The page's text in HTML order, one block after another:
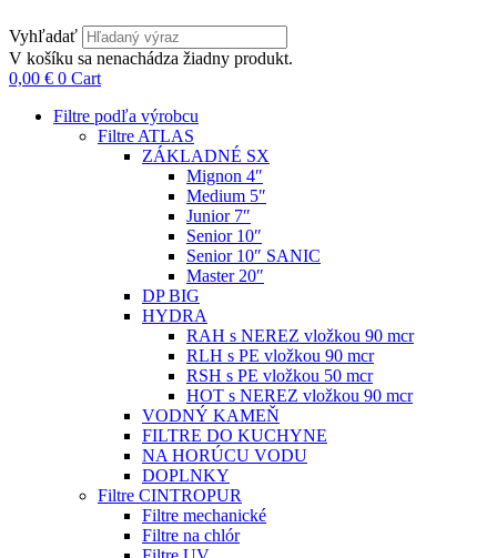
Vyhľadať
V košíku sa nenachádza žiadny produkt.
0,00 € 0 Cart
Filtre podľa výrobcu
Filtre ATLAS
ZÁKLADNÉ SX
Mignon 4″
Medium 5″
Junior 7″
Senior 10″
Senior 10″ SANIC
Master 20″
DP BIG
HYDRA
RAH s NEREZ vložkou 90 mcr
RLH s PE vložkou 90 mcr
RSH s PE vložkou 50 mcr
HOT s NEREZ vložkou 90 mcr
VODNÝ KAMEŇ
FILTRE DO KUCHYNE
NA HORÚCU VODU
DOPLNKY
Filtre CINTROPUR
Filtre mechanické
Filtre na chlór